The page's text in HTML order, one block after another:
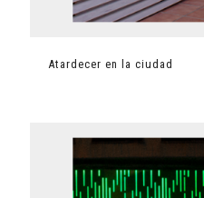
Atardecer en la ciudad